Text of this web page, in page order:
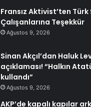
Fransız Aktivist’ten Türk
Çalışanlarına Teşekkür
Ağustos 9, 2026
Sinan Akçıl’dan Haluk
açıklaması! “Halkın
kullandı”
Ağustos 9, 2026
AKP’de kapalı kapılar